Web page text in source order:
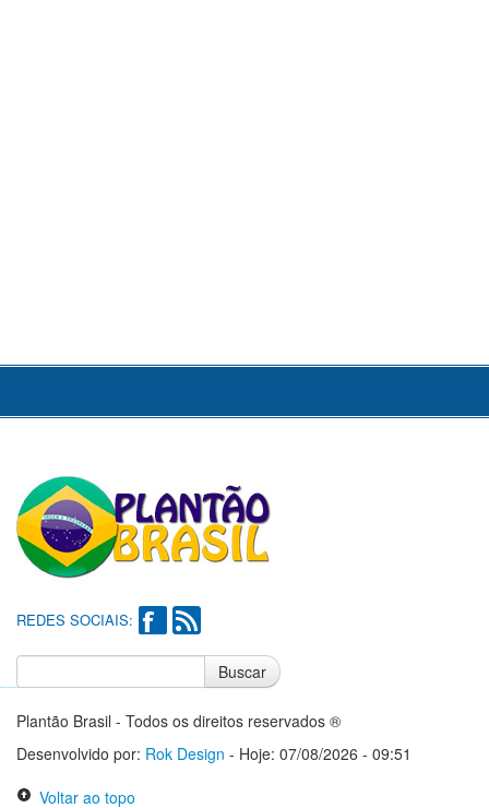
REDES SOCIAIS:
Buscar
Plantão Brasil - Todos os direitos reservados ®
Desenvolvido por: Rok Design - Hoje: 07/08/2026 - 09:51
Voltar ao topo